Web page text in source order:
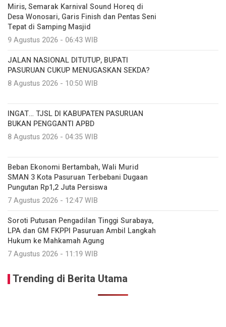
Miris, Semarak Karnival Sound Horeq di
Desa Wonosari, Garis Finish dan Pentas Seni
Tepat di Samping Masjid
9 Agustus 2026 - 06:43 WIB
JALAN NASIONAL DITUTUP, BUPATI
PASURUAN CUKUP MENUGASKAN SEKDA?
8 Agustus 2026 - 10:50 WIB
INGAT… TJSL DI KABUPATEN PASURUAN
BUKAN PENGGANTI APBD
8 Agustus 2026 - 04:35 WIB
Beban Ekonomi Bertambah, Wali Murid
SMAN 3 Kota Pasuruan Terbebani Dugaan
Pungutan Rp1,2 Juta Persiswa
7 Agustus 2026 - 12:47 WIB
Soroti Putusan Pengadilan Tinggi Surabaya,
LPA dan GM FKPPI Pasuruan Ambil Langkah
Hukum ke Mahkamah Agung
7 Agustus 2026 - 11:19 WIB
Trending di Berita Utama